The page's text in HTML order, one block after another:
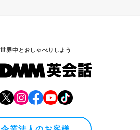
世界中とおしゃべりしよう